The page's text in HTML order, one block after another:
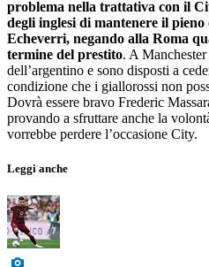
problema nella trattativa con il
degli inglesi di mantenere il
Echeverri, negando alla Roma
termine del prestito. A
dell’argentino e sono disposti a
condizione che i giallorossi non
Dovrà essere bravo Frederic
provando a sfruttare anche la
vorrebbe perdere l’occasione City.
Leggi anche